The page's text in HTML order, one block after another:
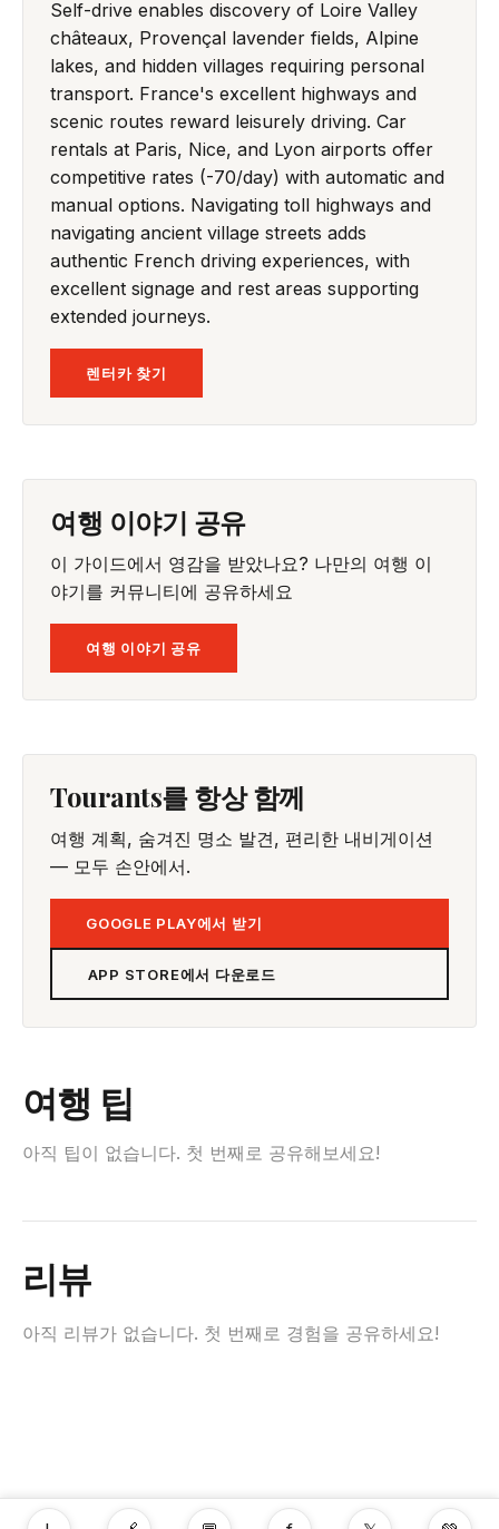
Self-drive enables discovery of Loire Valley
châteaux, Provençal lavender fields, Alpine
lakes, and hidden villages requiring personal
transport. France's excellent highways and
scenic routes reward leisurely driving. Car
rentals at Paris, Nice, and Lyon airports offer
competitive rates (-70/day) with automatic and
manual options. Navigating toll highways and
navigating ancient village streets adds
authentic French driving experiences, with
excellent signage and rest areas supporting
extended journeys.
렌터카 찾기
여행 이야기 공유
이 가이드에서 영감을 받았나요? 나만의 여행 이
야기를 커뮤니티에 공유하세요
여행 이야기 공유
Tourants를 항상 함께
여행 계획, 숨겨진 명소 발견, 편리한 내비게이션
— 모두 손안에서.
GOOGLE PLAY에서 받기
APP STORE에서 다운로드
여행 팁
아직 팁이 없습니다. 첫 번째로 공유해보세요!
리뷰
아직 리뷰가 없습니다. 첫 번째로 경험을 공유하세요!